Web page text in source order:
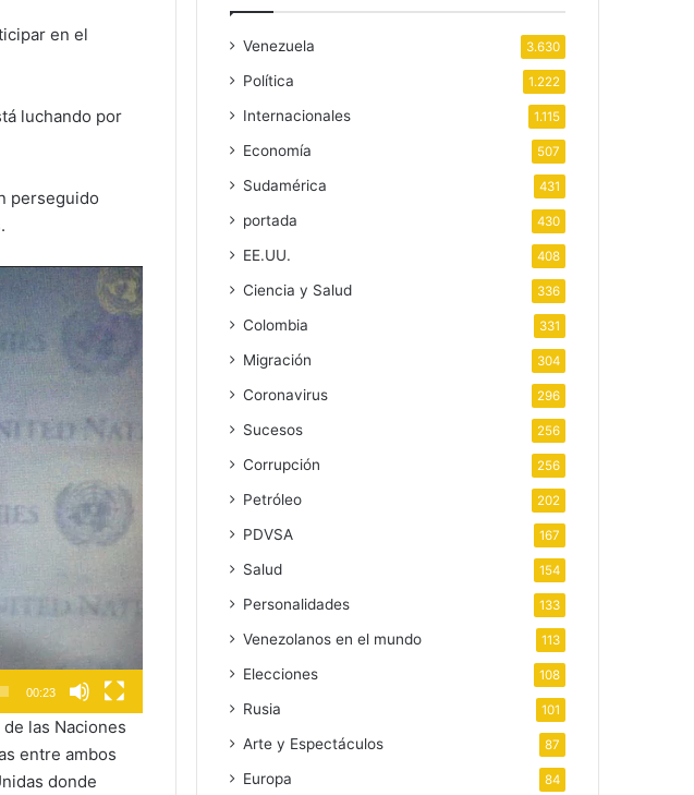
en el
luchando por
perseguido
00:23
las Naciones
entre ambos
donde
Venezuela 3.630
Política 1.222
Internacionales 1.115
Economía 507
Sudamérica 431
portada 430
EE.UU. 408
Ciencia y Salud 336
Colombia 331
Migración 304
Coronavirus 296
Sucesos 256
Corrupción 256
Petróleo 202
PDVSA 167
Salud 154
Personalidades 133
Venezolanos en el mundo 113
Elecciones 108
Rusia 101
Arte y Espectáculos 87
Europa 84